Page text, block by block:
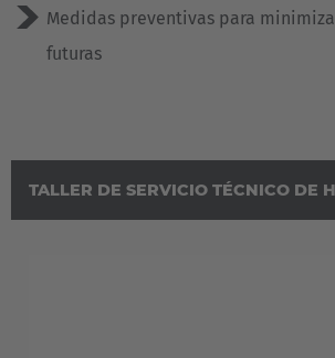
Medidas preventivas para
futuras
TALLER DE SERVICIO TÉCNICO DE